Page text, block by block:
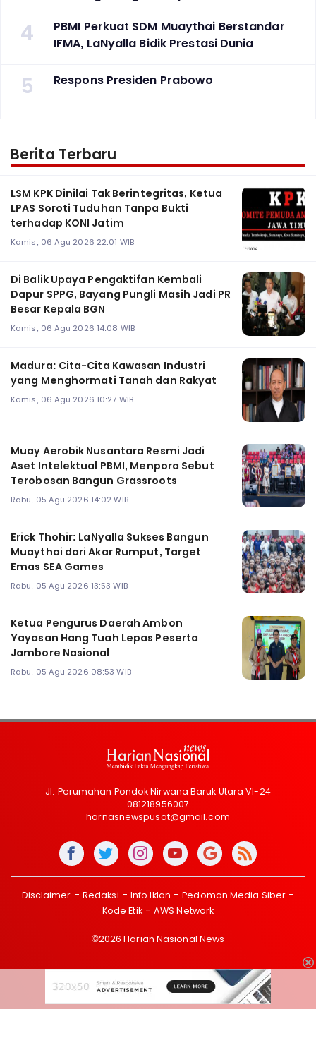
4
PBMI Perkuat SDM Muaythai Berstandar
IFMA, LaNyalla Bidik Prestasi Dunia
5 Respons Presiden Prabowo
Berita Terbaru
LSM KPK Dinilai Tak Berintegritas, Ketua
LPAS Soroti Tuduhan Tanpa Bukti
terhadap KONI Jatim
Kamis, 06 Agu 2026 22:01 WIB
Di Balik Upaya Pengaktifan Kembali
Dapur SPPG, Bayang Pungli Masih Jadi PR
Besar Kepala BGN
Kamis, 06 Agu 2026 14:08 WIB
Madura: Cita-Cita Kawasan Industri
yang Menghormati Tanah dan Rakyat
Kamis, 06 Agu 2026 10:27 WIB
Muay Aerobik Nusantara Resmi Jadi
Aset Intelektual PBMI, Menpora Sebut
Terobosan Bangun Grassroots
Rabu, 05 Agu 2026 14:02 WIB
Erick Thohir: LaNyalla Sukses Bangun
Muaythai dari Akar Rumput, Target
Emas SEA Games
Rabu, 05 Agu 2026 13:53 WIB
Ketua Pengurus Daerah Ambon
Yayasan Hang Tuah Lepas Peserta
Jambore Nasional
Rabu, 05 Agu 2026 08:53 WIB
Jl. Perumahan Pondok Nirwana Baruk Utara VI-24
081218956007
harnasnewspusat@gmail.com
Disclaimer Redaksi Info Iklan
Pedoman Media Siber
Kode Etik
AWS Network
©2026 Harian Nasional News